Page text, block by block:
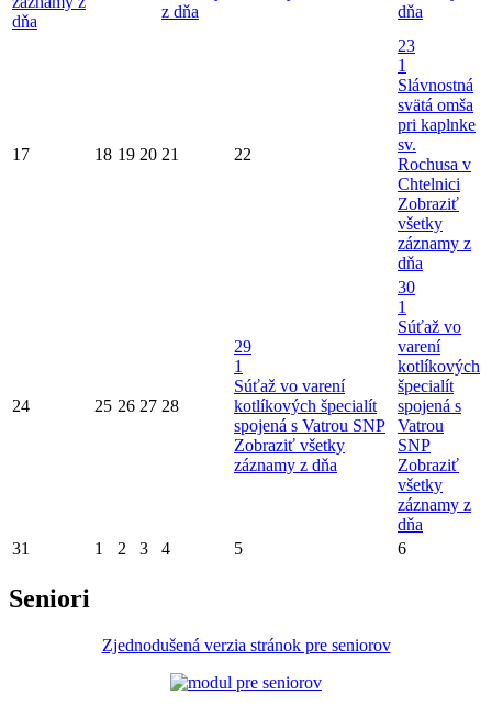
dňa
z dňa
dňa
17 18 19 20 21 22
23
1
Slávnostná
svätá omša
pri kaplnke
sv.
Rochusa v
Chtelnici
Zobraziť
všetky
záznamy z
dňa
24 25 26 27 28
29
1
Súťaž vo varení
kotlíkových špecialít
spojená s Vatrou SNP
Zobraziť všetky
záznamy z dňa
30
1
Súťaž vo
varení
kotlíkových
špecialít
spojená s
Vatrou
SNP
Zobraziť
všetky
záznamy z
dňa
31
1 2 3 4 5 6
Seniori
Zjednodušená verzia stránok pre seniorov